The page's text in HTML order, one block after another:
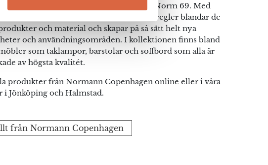
den nu mycket välkända taklampan Norm 69. Med
för att utmana konventionella designregler blandar de
och material och skapar på så sätt helt nya
och användningsområden. I kollektionen finns bland
som taklampor, barstolar och soffbord som alla är
av högsta kvalitét.
produkter från Normann Copenhagen online eller i våra
i Jönköping och Halmstad.
från Normann Copenhagen